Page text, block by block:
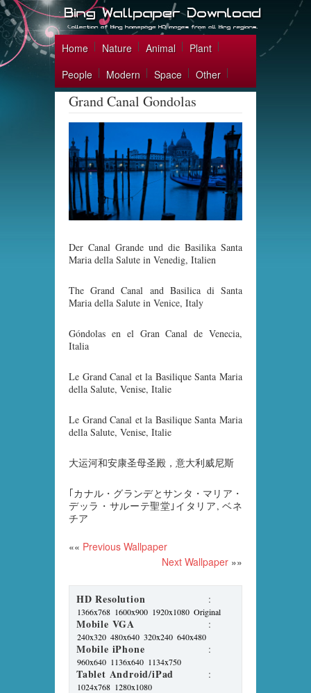
Home Nature Animal
Plant
People
Modern Space Other
Grand Canal Gondolas
Der Canal Grande und die Basilika Santa
Maria della Salute in Venedig, Italien
The Grand Canal and Basilica di Santa
Maria della Salute in Venice, Italy
Góndolas en el Gran Canal de Venecia,
Italia
Le Grand Canal et la Basilique Santa Maria
della Salute, Venise, Italie
Le Grand Canal et la Basilique Santa Maria
della Salute, Venise, Italie
大运河和安康圣母圣殿，意大利威尼斯
｢カナル・グランデとサンタ・マリア・
デッラ・サルーテ聖堂｣イタリア, ベネ
チア
«« Previous Wallpaper
Next Wallpaper »»
HD Resolution :
1366x768 1600x900 1920x1080 Original
Mobile VGA :
240x320 480x640 320x240 640x480
Mobile iPhone :
960x640 1136x640 1134x750
Tablet Android/iPad :
1024x768 1280x1080